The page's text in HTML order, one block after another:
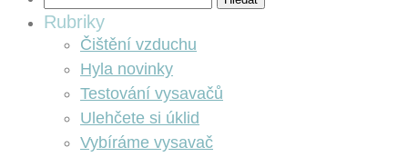
Rubriky
Čištění vzduchu
Hyla novinky
Testování vysavačů
Ulehčete si úklid
Vybíráme vysavač